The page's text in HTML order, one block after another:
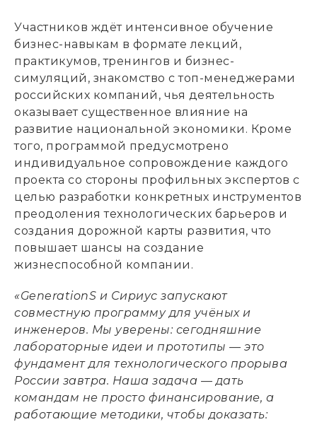
Участников ждёт интенсивное обучение
бизнес-навыкам в формате лекций,
практикумов, тренингов и бизнес-
симуляций, знакомство с топ-менеджерами
российских компаний, чья деятельность
оказывает существенное влияние на
развитие национальной экономики. Кроме
того, программой предусмотрено
индивидуальное сопровождение каждого
проекта со стороны профильных экспертов с
целью разработки конкретных инструментов
преодоления технологических барьеров и
создания дорожной карты развития, что
повышает шансы на создание
жизнеспособной компании.
«GenerationS и Сириус запускают
совместную программу для учёных и
инженеров. Мы уверены: сегодняшние
лабораторные идеи и прототипы — это
фундамент для технологического прорыва
России завтра. Наша задача — дать
командам не просто финансирование, а
работающие методики, чтобы доказать: